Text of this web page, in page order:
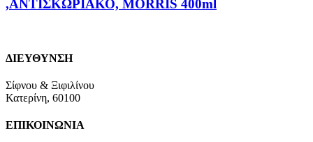
,ΑΝΤΙΣΚΩΡΙΑΚΟ, MORRIS 400ml
ΔΙΕΥΘΥΝΣΗ
Σίφνου & Ξιφιλίνου
Κατερίνη, 60100
ΕΠΙΚΟΙΝΩΝΙΑ